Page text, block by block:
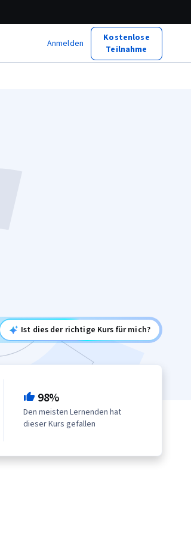
Anmelden
Kostenlose
Teilnahme
Ist dies der richtige Kurs für mich?
98%
Den meisten Lernenden hat
dieser Kurs gefallen